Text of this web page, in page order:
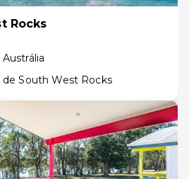
Rocks
Austrália
South West Rocks